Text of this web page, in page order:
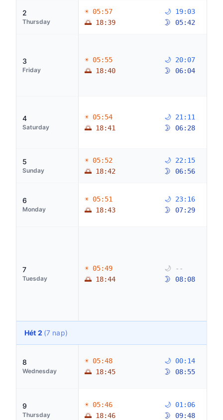
2
Thursday
☀ 05:57
🌅 18:39
🌙 19:03
🌛 05:42
3
Friday
☀ 05:55
🌅 18:40
🌙 20:07
🌛 06:04
4
Saturday
☀ 05:54
🌅 18:41
🌙 21:11
🌛 06:28
5
Sunday
☀ 05:52
🌅 18:42
🌙 22:15
🌛 06:56
6
Monday
☀ 05:51
🌅 18:43
🌙 23:16
🌛 07:29
7
Tuesday
☀ 05:49
🌅 18:44
🌙 --
🌛 08:08
Hét 2 (7 nap)
8
Wednesday
☀ 05:48
🌅 18:45
🌙 00:14
🌛 08:55
9
Thursday
☀ 05:46
🌅 18:46
🌙 01:06
🌛 09:48